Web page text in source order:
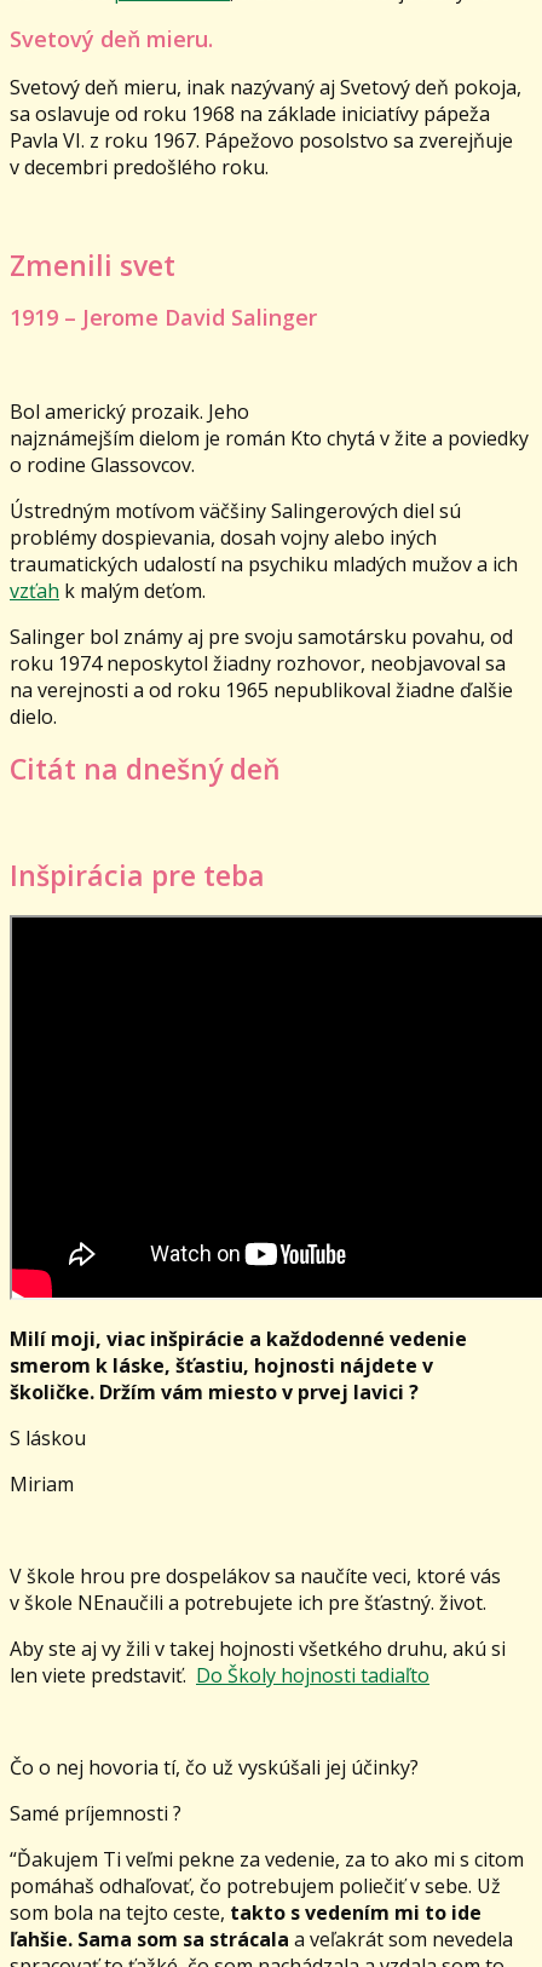
Svetový deň mieru.
Svetový deň mieru, inak nazývaný aj Svetový deň pokoja,
sa oslavuje od roku 1968 na základe iniciatívy pápeža
Pavla VI. z roku 1967. Pápežovo posolstvo sa zverejňuje
v decembri predošlého roku.
Zmenili svet
1919 – Jerome David Salinger
Bol americký prozaik. Jeho
najznámejším dielom je román Kto chytá v žite a poviedky
o rodine Glassovcov.
Ústredným motívom väčšiny Salingerových diel sú
problémy dospievania, dosah vojny alebo iných
traumatických udalostí na psychiku mladých mužov a ich
vzťah k malým deťom.
Salinger bol známy aj pre svoju samotársku povahu, od
roku 1974 neposkytol žiadny rozhovor, neobjavoval sa
na verejnosti a od roku 1965 nepublikoval žiadne ďalšie
dielo.
Citát na dnešný deň
Inšpirácia pre teba
Milí moji, viac inšpirácie a každodenné vedenie
smerom k láske, šťastiu, hojnosti nájdete v
školičke. Držím vám miesto v prvej lavici ?
S láskou
Miriam
V škole hrou pre dospelákov sa naučíte veci, ktoré vás
v škole NEnaučili a potrebujete ich pre šťastný. život.
Aby ste aj vy žili v takej hojnosti všetkého druhu, akú si
len viete predstaviť. Do Školy hojnosti tadiaľto
Čo o nej hovoria tí, čo už vyskúšali jej účinky?
Samé príjemnosti ?
“Ďakujem Ti veľmi pekne za vedenie, za to ako mi s citom
pomáhaš odhaľovať, čo potrebujem poliečiť v sebe. Už
som bola na tejto ceste, takto s vedením mi to ide
ľahšie. Sama som sa strácala a veľakrát som nevedela